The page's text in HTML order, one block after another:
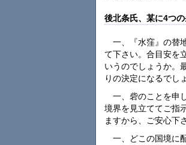
後北条氏、某に4つ
一、『水窪』の替
て下さい。合目安を
いうのでしょうか。
りの決定になるでし
一、砦のことを申
境界を見立ててご指
ますから、ご安心下
一、どこの国境に